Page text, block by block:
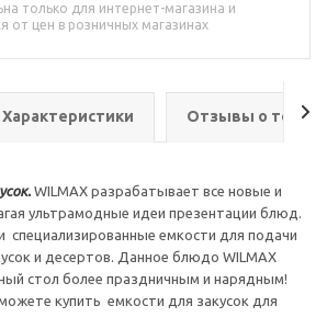
только для интернет-магазина и
от цен в розничных магазинах
Характеристики Отзывы о
WILMAX разрабатывает все новые и
ультрамодные идеи презентации блюд.
специализированные емкости для подачи
и десертов. Данное блюдо WILMAX
стол более праздничным и нарядным!
купить емкости для закусок для